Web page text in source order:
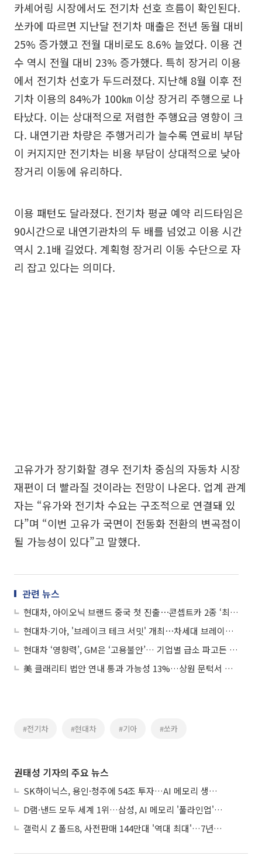
카셰어링 시장에서도 전기차 선호 흐름이 확인된다.
쏘카에 따르면 지난달 전기차 매출은 전년 동월 대비
25% 증가했고 전월 대비로도 8.6% 늘었다. 이용 건
수 역시 전월 대비 23% 증가했다. 특히 장거리 이용
에서 전기차 선호가 두드러졌다. 지난해 8월 이후 전
기차 이용의 84%가 100㎞ 이상 장거리 주행으로 나
타났다. 이는 상대적으로 저렴한 주행요금 영향이 크
다. 내연기관 차량은 주행거리가 늘수록 연료비 부담
이 커지지만 전기차는 비용 부담이 상대적으로 낮아
장거리 이동에 유리하다.
이용 패턴도 달라졌다. 전기차 평균 예약 리드타임은
90시간으로 내연기관차의 두 배를 넘었고 이용 시간
역시 2.1배 길었다. 계획형 장거리 이동 수단으로 자
리 잡고 있다는 의미다.
고유가가 장기화할 경우 전기차 중심의 자동차 시장
재편이 더 빨라질 것이라는 전망이 나온다. 업계 관계
자는 “유가와 전기차 수요는 구조적으로 연결돼 있
다”며 “이번 고유가 국면이 전동화 전환의 변곡점이
될 가능성이 있다”고 말했다.
관련 뉴스
현대차, 아이오닉 브랜드 중국 첫 진출⋯콘셉트카 2종 ‘최초 공개’
현대차∙기아, '브레이크 테크 서밋' 개최⋯차세대 브레이크 시스템 논의
현대차 ‘영향력’, GM은 ‘고용불안’… 기업별 급소 파고든 ‘노란봉투’ 공세
美 클래리티 법안 연내 통과 가능성 13%…상원 문턱서 제동
#전기차 #현대차 #기아 #쏘카
권태성 기자의 주요 뉴스
SK하이닉스, 용인·청주에 54조 투자…AI 메모리 생산기지 키운다
D램·낸드 모두 세계 1위…삼성, AI 메모리 '풀라인업'으로 승부
갤럭시 Z 폴드8, 사전판매 144만대 '역대 최대'…7년만에 갤노트10 기록 넘어